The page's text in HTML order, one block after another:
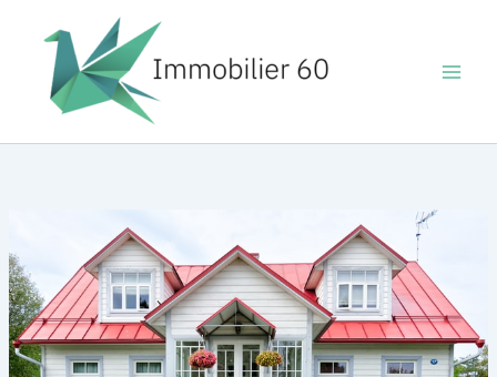
contenu